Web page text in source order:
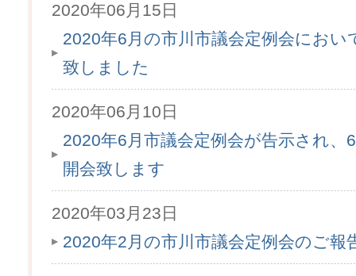
2020年06月15日
2020年6月の市川市議会定例会におい
致しました
2020年06月10日
2020年6月市議会定例会が告示され、
開会致します
2020年03月23日
2020年2月の市川市議会定例会のご報